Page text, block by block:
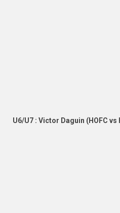
U6/U7 : Victor Daguin (HOFC vs